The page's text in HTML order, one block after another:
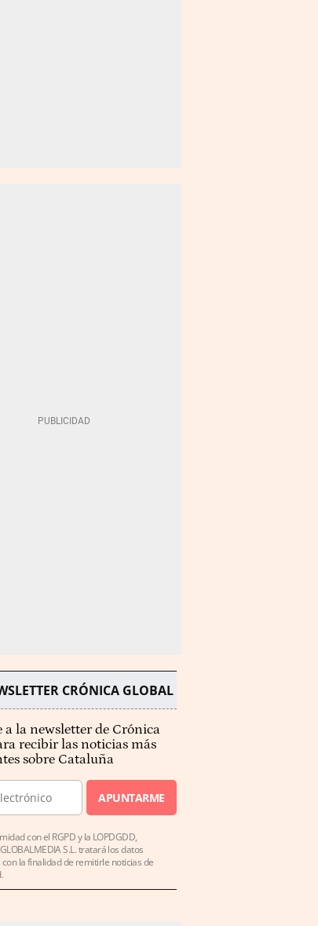
CRÓNICA GLOBAL
la newsletter de Crónica
recibir las noticias más
sobre Cataluña
APUNTARME
con el RGPD y la LOPDGDD,
S.L. tratará los datos
la finalidad de remitirle noticias de